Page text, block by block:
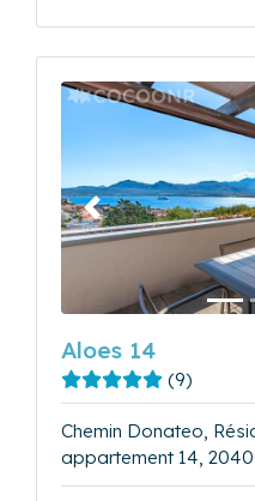
Précédent
Aloes 14
(9)
Chemin Donateo,
appartement 14,